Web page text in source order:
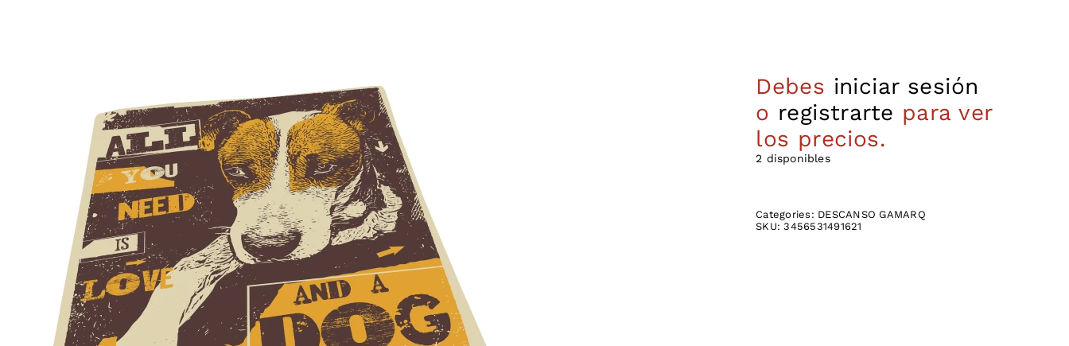
Debes iniciar sesión
o registrarte para ver
los precios.
2 disponibles
Categories: DESCANSO GAMARQ
SKU:3456531491621